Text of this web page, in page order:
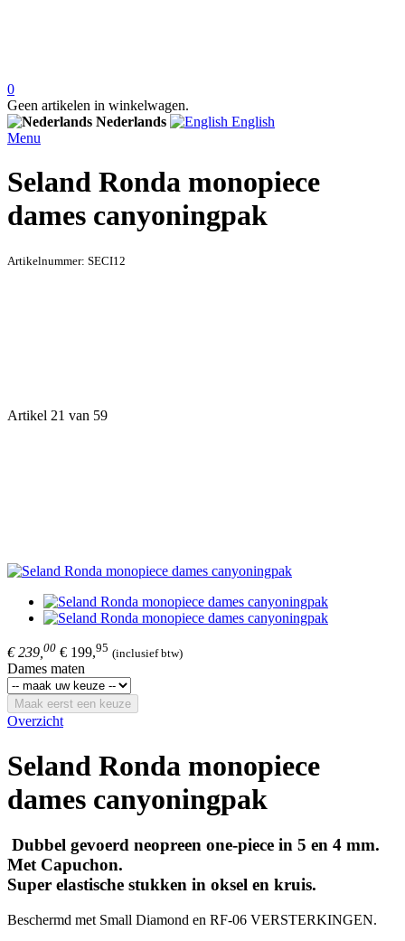
0
Geen artikelen in winkelwagen.
Nederlands
English
Menu
Seland Ronda monopiece
dames canyoningpak
Artikelnummer: SECI12
Artikel 21 van 59
€ 239, 00 € 199,95 (inclusief btw)
Dames maten
Maak eerst een keuze
Overzicht
Seland Ronda monopiece
dames canyoningpak
Dubbel gevoerd neopreen one-piece in 5 en 4 mm.
Met Capuchon.
Super elastische stukken in oksel en kruis.
Beschermd met Small Diamond en RF-06 VERSTERKINGEN.